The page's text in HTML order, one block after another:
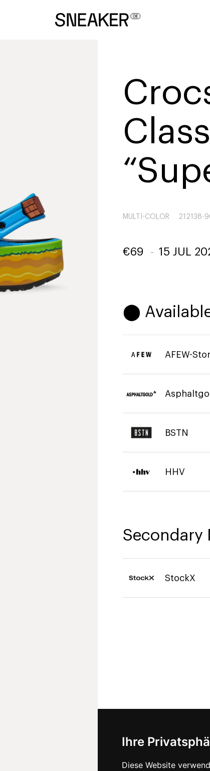
Ihre
Diese Website
MULTI-COLOR 212138-
€69 - 15 JUL
⬤
AFEW-
BSTN
HHV
Secondary
StockX